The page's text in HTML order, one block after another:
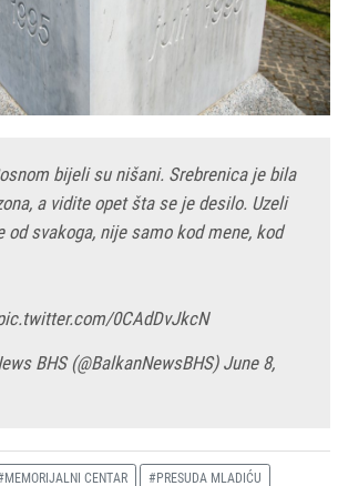
bijeli su nišani. Srebrenica je bila
a vidite opet šta se je desilo. Uzeli
od svakoga, nije samo kod mene, kod
0CAdDvJkcN
BHS (@BalkanNewsBHS) June 8,
CENTAR #PRESUDA MLADIĆU